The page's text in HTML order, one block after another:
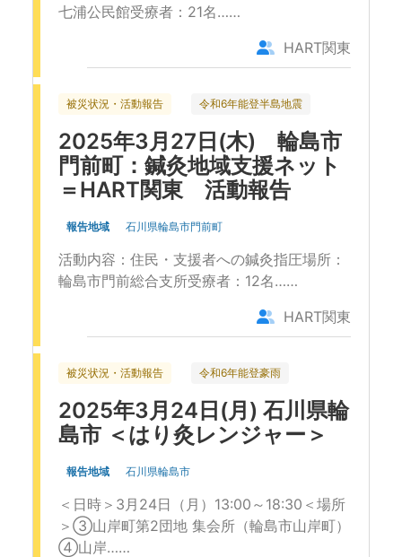
七浦公民館受療者：21名……
HART関東
被災状況・活動報告 令和6年能登半島地震
2025年3月27日(木) 輪島市
門前町：鍼灸地域支援ネット
＝HART関東 活動報告
報告地域 石川県輪島市門前町
活動内容：住民・支援者への鍼灸指圧場所：
輪島市門前総合支所受療者：12名……
HART関東
被災状況・活動報告 令和6年能登豪雨
2025年3月24日(月) 石川県輪
島市 ＜はり灸レンジャー＞
報告地域 石川県輪島市
＜日時＞3月24日（月）13:00～18:30＜場所
＞③山岸町第2団地 集会所（輪島市山岸町）
④山岸……